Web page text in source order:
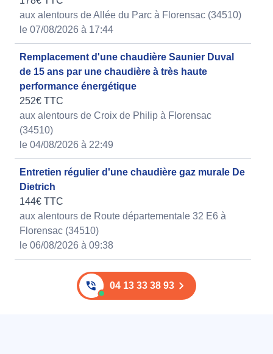
aux alentours de Allée du Parc à Florensac (34510)
le 07/08/2026 à 17:44
Remplacement d'une chaudière Saunier Duval
de 15 ans par une chaudière à très haute
performance énergétique
252€ TTC
aux alentours de Croix de Philip à Florensac
(34510)
le 04/08/2026 à 22:49
Entretien régulier d'une chaudière gaz murale De
Dietrich
144€ TTC
aux alentours de Route départementale 32 E6 à
Florensac (34510)
le 06/08/2026 à 09:38
04 13 33 38 93